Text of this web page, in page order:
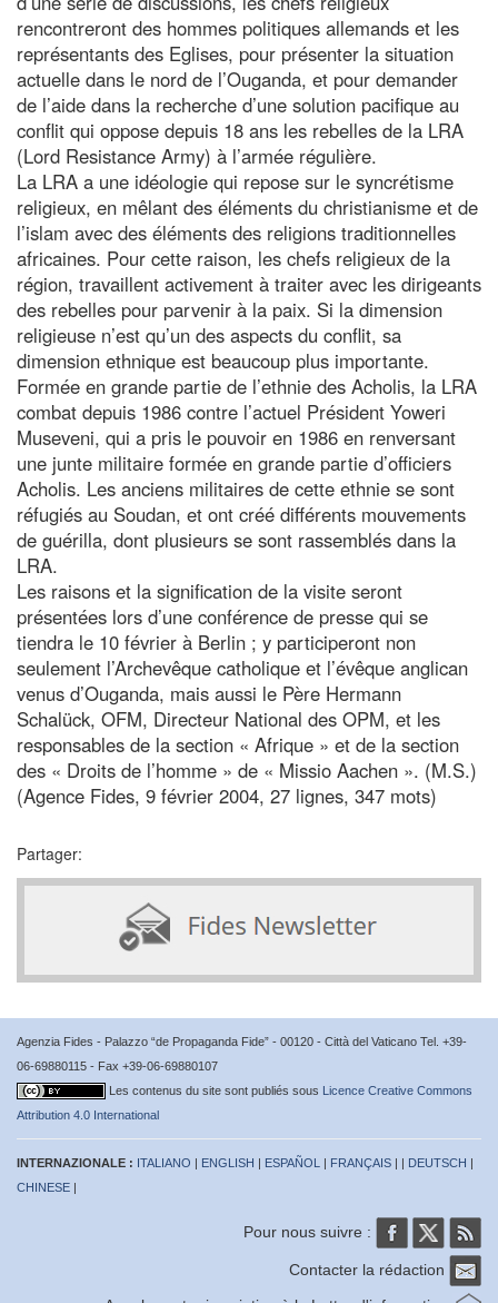
rencontreront des hommes politiques allemands et les
représentants des Eglises, pour présenter la situation
actuelle dans le nord de l’Ouganda, et pour demander
de l’aide dans la recherche d’une solution pacifique au
conflit qui oppose depuis 18 ans les rebelles de la LRA
(Lord Resistance Army) à l’armée régulière.
La LRA a une idéologie qui repose sur le syncrétisme
religieux, en mêlant des éléments du christianisme et de
l’islam avec des éléments des religions traditionnelles
africaines. Pour cette raison, les chefs religieux de la
région, travaillent activement à traiter avec les dirigeants
des rebelles pour parvenir à la paix. Si la dimension
religieuse n’est qu’un des aspects du conflit, sa
dimension ethnique est beaucoup plus importante.
Formée en grande partie de l’ethnie des Acholis, la LRA
combat depuis 1986 contre l’actuel Président Yoweri
Museveni, qui a pris le pouvoir en 1986 en renversant
une junte militaire formée en grande partie d’officiers
Acholis. Les anciens militaires de cette ethnie se sont
réfugiés au Soudan, et ont créé différents mouvements
de guérilla, dont plusieurs se sont rassemblés dans la
LRA.
Les raisons et la signification de la visite seront
présentées lors d’une conférence de presse qui se
tiendra le 10 février à Berlin ; y participeront non
seulement l’Archevêque catholique et l’évêque anglican
venus d’Ouganda, mais aussi le Père Hermann
Schalück, OFM, Directeur National des OPM, et les
responsables de la section « Afrique » et de la section
des « Droits de l’homme » de « Missio Aachen ». (M.S.)
(Agence Fides, 9 février 2004, 27 lignes, 347 mots)
Partager:
Agenzia Fides - Palazzo “de Propaganda Fide” - 00120 - Città del Vaticano Tel. +39-
06-69880115 - Fax +39-06-69880107
Les contenus du site sont publiés sous Licence Creative Commons
Attribution 4.0 International
INTERNAZIONALE : ITALIANO | ENGLISH | ESPAÑOL | FRANÇAIS | | DEUTSCH |
CHINESE |
Pour nous suivre :
Contacter la rédaction